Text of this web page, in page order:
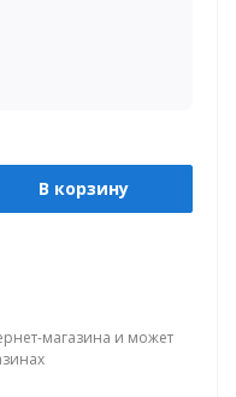
В корзину
магазина и может